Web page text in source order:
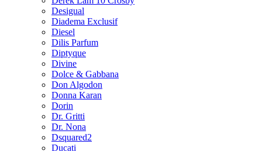
Desigual
Diadema Exclusif
Diesel
Dilis Parfum
Diptyque
Divine
Dolce & Gabbana
Don Algodon
Donna Karan
Dorin
Dr. Gritti
Dr. Nona
Dsquared2
Ducati